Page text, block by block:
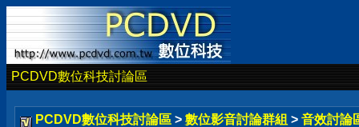
PCDVD數位科技討論區
PCDVD數位科技討論區 > 數位影音討論群組 > 音效討論